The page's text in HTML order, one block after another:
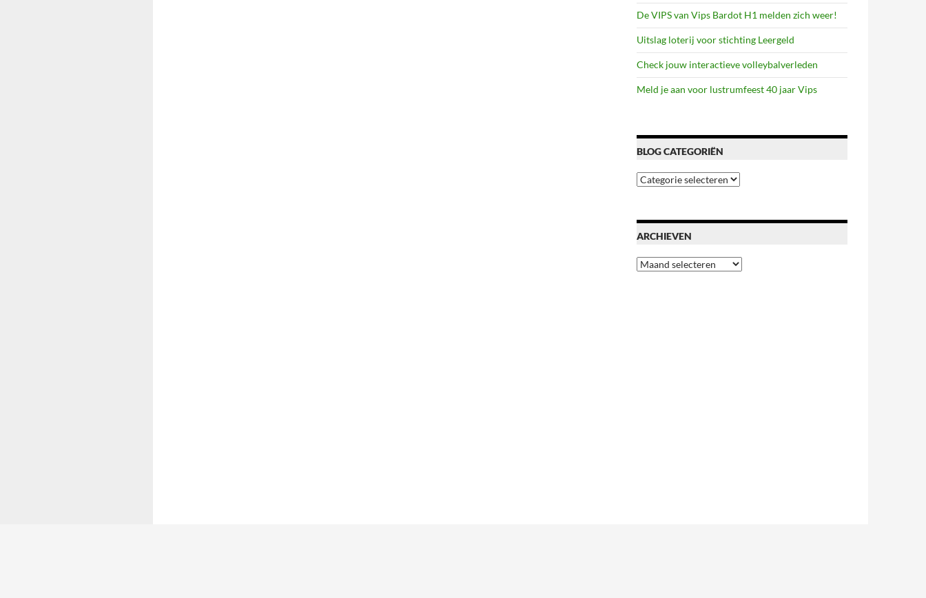
De VIPS van Vips Bardot H1 melden zich weer!
Uitslag loterij voor stichting Leergeld
Check jouw interactieve volleybalverleden
Meld je aan voor lustrumfeest 40 jaar Vips
BLOG CATEGORIËN
Blog
categoriën
ARCHIEVEN
Archieven